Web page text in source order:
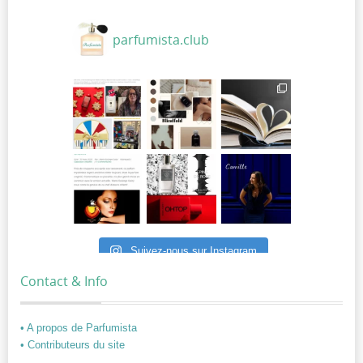
parfumista.club
Suivez-nous sur Instagram
Contact & Info
• A propos de Parfumista
• Contributeurs du site